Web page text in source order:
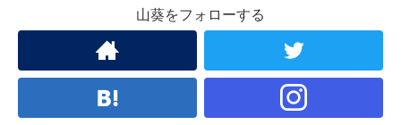
山葵をフォローする